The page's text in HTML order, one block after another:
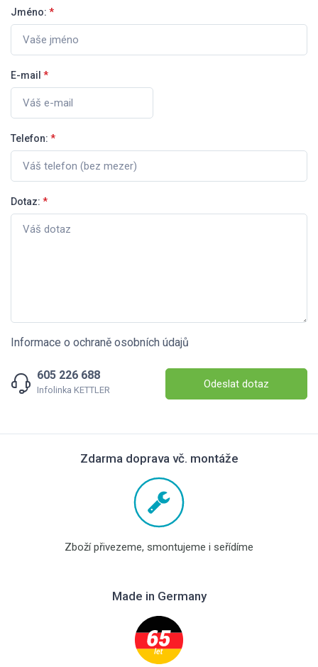
Jméno: *
E-mail *
Telefon: *
Dotaz: *
Informace o ochraně osobních údajů
605 226 688
Infolinka KETTLER Odeslat dotaz
Zdarma doprava vč. montáže
Zboží přivezeme, smontujeme i seřídíme
Made in Germany